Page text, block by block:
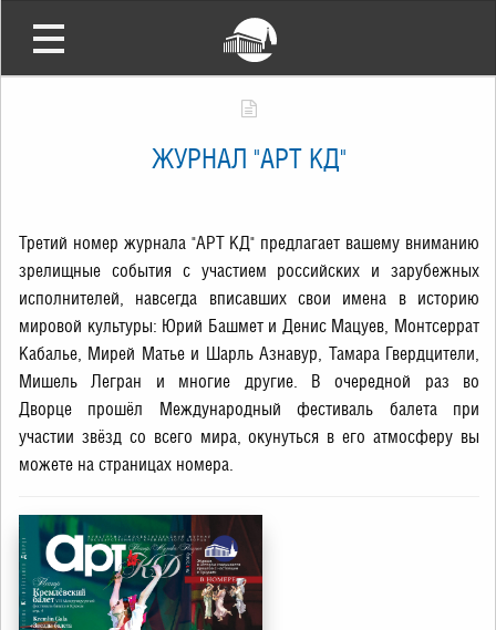
ЖУРНАЛ "АРТ КД"
Третий номер журнала "АРТ КД" предлагает вашему вниманию
зрелищные события с участием российских и зарубежных
исполнителей, навсегда вписавших свои имена в историю
мировой культуры: Юрий Башмет и Денис Мацуев, Монтсеррат
Кабалье, Мирей Матье и Шарль Азнавур, Тамара Гвердцители,
Мишель Легран и многие другие. В очередной раз во
Дворце прошёл Международный фестиваль балета при
участии звёзд со всего мира, окунуться в его атмосферу вы
можете на страницах номера.